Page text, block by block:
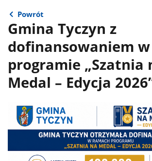
Powrót
Gmina Tyczyn z
dofinansowaniem w
programie „Szatnia
Medal – Edycja